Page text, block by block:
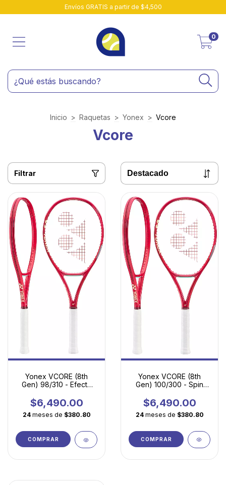
Envíos GRATIS a partir de $4,500
0
Inicio > Raquetas > Yonex > Vcore
Vcore
Filtrar
Yonex VCORE (8th
Gen) 98/310 - Efecto
de swing y control
preciso
$6,490.00
24 meses de $380.80
COMPRAR
Yonex VCORE (8th
Gen) 100/300 - Spin
accesible y máxima
versatilidad
$6,490.00
24 meses de $380.80
COMPRAR